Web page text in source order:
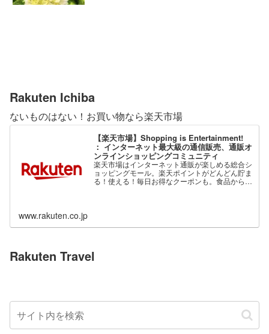
Rakuten Ichiba
ないものはない！お買い物なら楽天市場
【楽天市場】Shopping is Entertainment!
： インターネット最大級の通信販売、通販オ
ンラインショッピングコミュニティ
楽天市場はインターネット通販が楽しめる総合シ
ョッピングモール。楽天ポイントがどんどん貯ま
る！使える！毎日お得なクーポンも。食品から家
www.rakuten.co.jp
Rakuten Travel